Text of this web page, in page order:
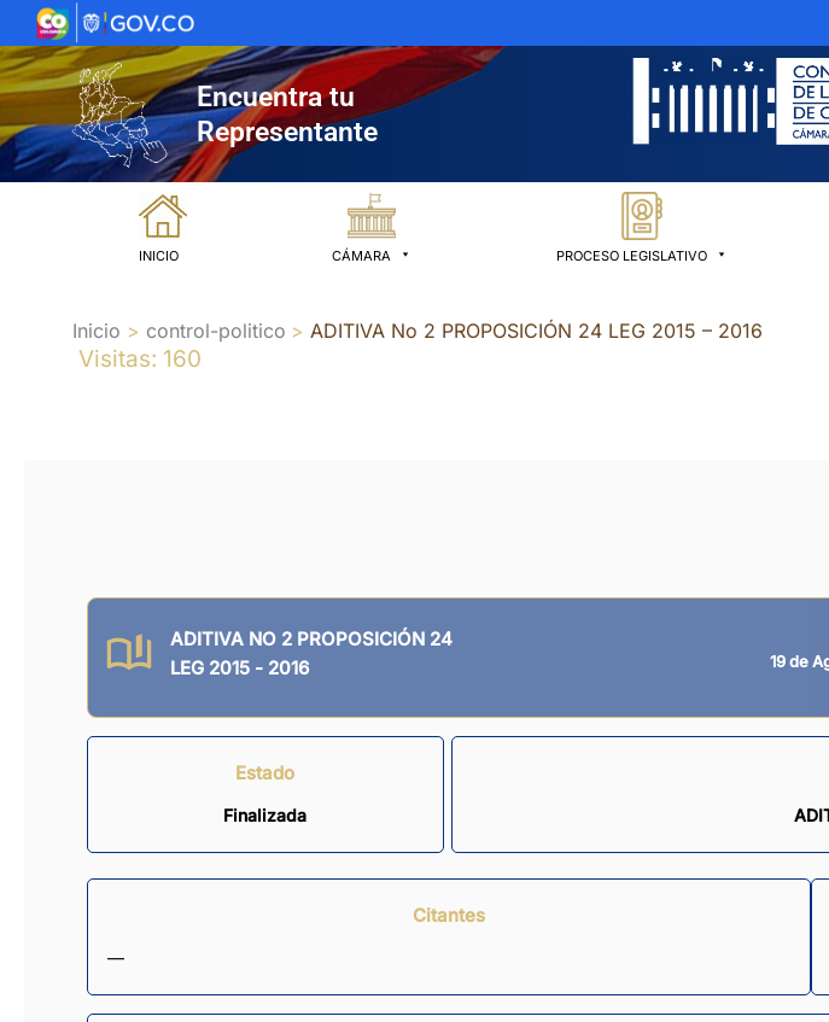
al
contenido
Encuentra tu
Representante
INICIO CÁMARA PROCESO LEGISLATIVO
Inicio control-politico ADITIVA No 2 PROPOSICIÓN 24 LEG 2015 – 2016
Visitas: 160
ADITIVA NO 2 PROPOSICIÓN 24
LEG 2015 - 2016
19 de
Estado
Finalizada
Citantes
—